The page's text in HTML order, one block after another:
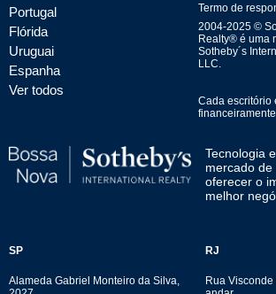
Portugal
Flórida
Uruguai
Espanha
Ver todos
Termo de
2004-2025 ©
Realty® é uma
Sotheby´s
LLC.
Cada escritório
Tecnologia
mercado
oferecer o
melhor
SP
Alameda Gabriel Monteiro da Silva,
RJ
Rua Visconde